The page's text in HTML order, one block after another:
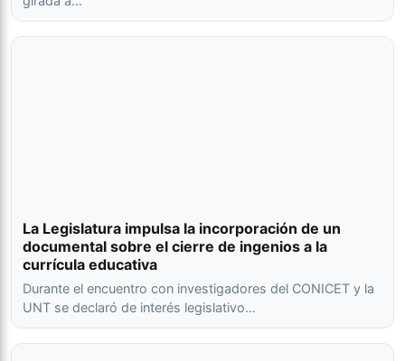
La Legislatura impulsa la incorporación de un
documental sobre el cierre de ingenios a la
currícula educativa
Durante el encuentro con investigadores del CONICET y la
UNT se declaró de interés legislativo…